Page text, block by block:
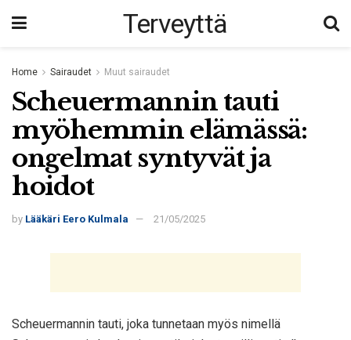
Terveyttä
Home Sairaudet Muut sairaudet
Scheuermannin tauti
myöhemmin elämässä:
ongelmat syntyvät ja
hoidot
by Lääkäri Eero Kulmala 21/05/2025
Scheuermannin tauti, joka tunnetaan myös nimellä